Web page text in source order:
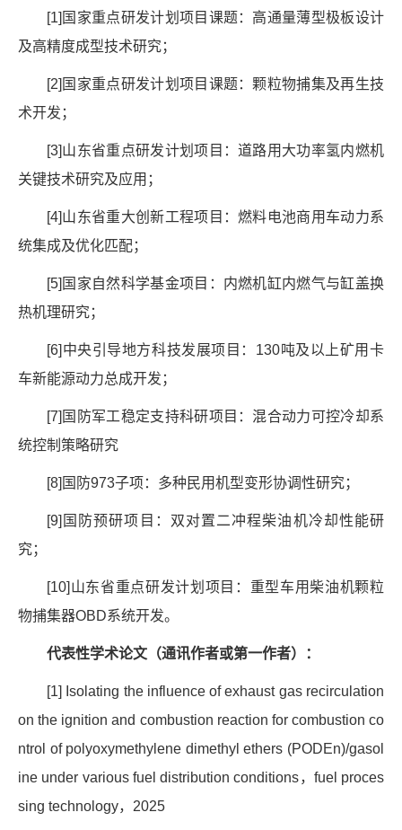
[1] 国家重点研发计划项目课题：高通量薄型极板设计
及高精度成型技术研究；
[2] 国家重点研发计划项目课题：颗粒物捕集及再生技
术开发；
[3]山东省重点研发计划项目：道路用大功率氢内燃机
关键技术研究及应用；
[4]山东省重大创新工程项目：燃料电池商用车动力系
统集成及优化匹配；
[5] 国家自然科学基金项目：内燃机缸内燃气与缸盖换
热机理研究；
[6] 中央引导地方科技发展项目： 130吨及以上矿用卡
车新能源动力总成开发；
[7] 国防军工稳定支持科研项目：混合动力可控冷却系
统控制策略研究
[8] 国防973子项：多种民用机型变形协调性研究；
[9] 国防预研项目：双对置二冲程柴油机冷却性能研
究；
[10] 山东省重点研发计划项目：重型车用柴油机颗粒
物捕集器OBD系统开发。
代表性学术论文（通讯作者或第一作者）：
[1] Isolating the influence of exhaust gas recirculation
on the ignition and combustion reaction for combustion co
ntrol of polyoxymethylene dimethyl ethers (PODEn)/gasol
ine under various fuel distribution conditions， fuel proces
sing technology， 2025